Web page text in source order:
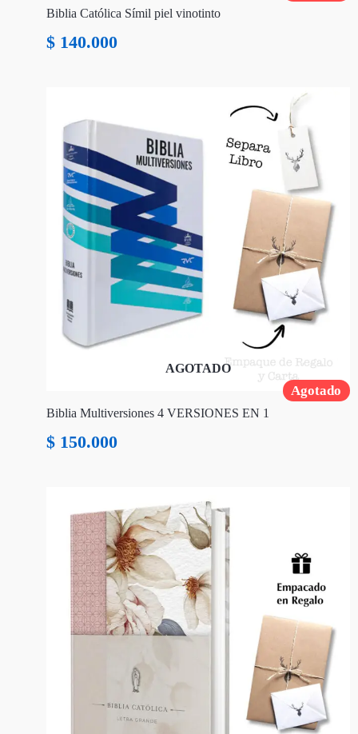
Biblia Católica Símil piel vinotinto
$ 140.000
Agotado
AGOTADO
Biblia Multiversiones 4 VERSIONES EN 1
$ 150.000